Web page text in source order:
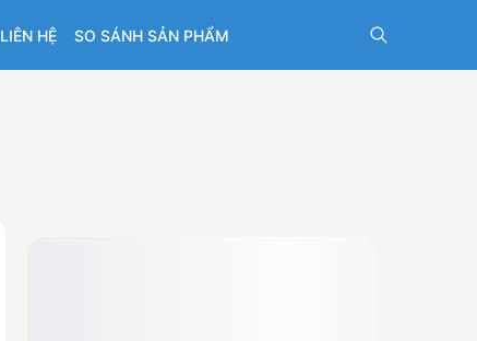
LIÊN HỆ SO SÁNH SẢN PHẨM